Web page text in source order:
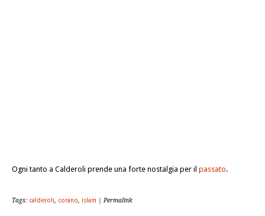
Ogni tanto a Calderoli prende una forte nostalgia per il passato.
Tags: calderoli corano islam | Permalink